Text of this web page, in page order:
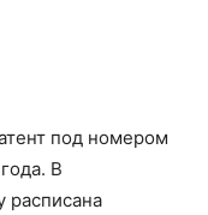
под номером
В
расписана